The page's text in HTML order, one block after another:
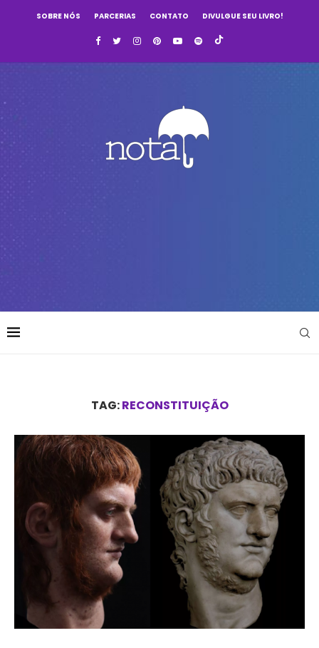
SOBRE NÓS PARCERIAS CONTATO DIVULGUE SEU LIVRO!
TAG:RECONSTITUIÇÃO